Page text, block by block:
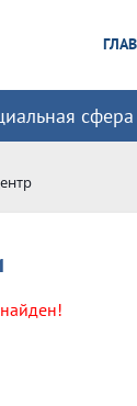
сфера